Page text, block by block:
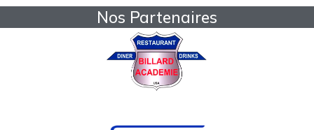
Nos Partenaires